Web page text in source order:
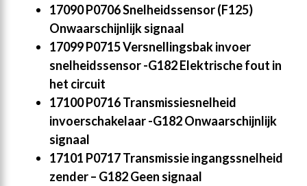
17090 P0706 Snelheidssensor (F125)
Onwaarschijnlijk signaal
17099 P0715 Versnellingsbak invoer
snelheidssensor -G182 Elektrische fout in
het circuit
17100 P0716 Transmissiesnelheid
invoerschakelaar -G182 Onwaarschijnlijk
signaal
17101 P0717 Transmissie ingangssnelheid
zender – G182 Geen signaal